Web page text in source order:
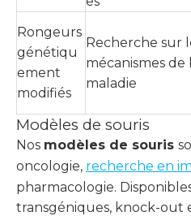
Rongeurs
génétiqu
ement
modifiés
Recherche sur
mécanismes de
maladie
Modèles de souris
Nos modèles de souris
oncologie, recherche en
pharmacologie.
transgéniques, knock-out